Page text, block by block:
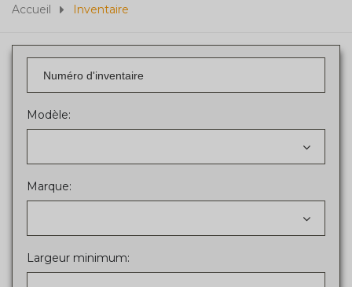
Accueil Inventaire
Modèle:
Marque:
Largeur minimum: